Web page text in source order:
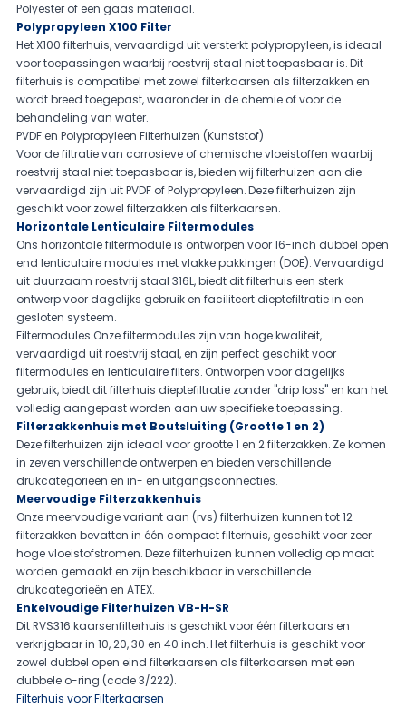
Polyesterof een gaas materiaal.
Polypropyleen X100 Filter
Het X100 filterhuis, vervaardigd uit versterkt polypropyleen, is ideaal
voor toepassingen waarbij roestvrij staal niet toepasbaar is. Dit
filterhuis is compatibel met zowel filterkaarsen als filterzakken en
wordt breed toegepast, waaronder in de chemie of voor de
behandeling van water.
PVDF en Polypropyleen Filterhuizen (Kunststof)
Voor de filtratie van corrosieve of chemische vloeistoffen waarbij
roestvrij staal niet toepasbaar is, bieden wij filterhuizen aan die
vervaardigd zijn uit PVDF of Polypropyleen. Deze filterhuizen zijn
geschikt voor zowel filterzakken als filterkaarsen.
Horizontale Lenticulaire Filtermodules
Ons horizontale filtermodule is ontworpen voor 16-inch dubbel open
end lenticulaire modules met vlakke pakkingen (DOE). Vervaardigd
uit duurzaam roestvrij staal 316L, biedt dit filterhuis een sterk
ontwerp voor dagelijks gebruik en faciliteert dieptefiltratie in een
gesloten systeem.
Filtermodules Onze filtermodules zijn van hoge kwaliteit,
vervaardigd uit roestvrij staal, en zijn perfect geschikt voor
filtermodules en lenticulaire filters. Ontworpen voor dagelijks
gebruik, biedt dit filterhuis dieptefiltratie zonder "drip loss" en kan het
volledig aangepast worden aan uw specifieke toepassing.
Filterzakkenhuis met Boutsluiting (Grootte 1 en 2)
Deze filterhuizen zijn ideaal voor grootte 1 en 2 filterzakken. Ze komen
in zeven verschillende ontwerpen en bieden verschillende
drukcategorieën en in- en uitgangsconnecties.
Meervoudige Filterzakkenhuis
Onze meervoudige variant aan (rvs) filterhuizen kunnen tot 12
filterzakken bevatten in één compact filterhuis, geschikt voor zeer
hoge vloeistofstromen. Deze filterhuizen kunnen volledig op maat
worden gemaakt en zijn beschikbaar in verschillende
drukcategorieën en ATEX.
Enkelvoudige Filterhuizen VB-H-SR
Dit RVS316 kaarsenfilterhuis is geschikt voor één filterkaars en
verkrijgbaar in 10, 20, 30 en 40 inch. Het filterhuis is geschikt voor
zowel dubbel open eind filterkaarsen als filterkaarsen met een
dubbele o-ring (code 3/222).
Filterhuis voor Filterkaarsen